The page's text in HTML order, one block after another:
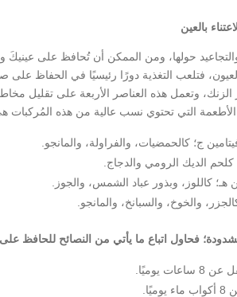
بالعين
حولها، ومن الممكن أن تُحافظ على عينيكَ
فتلعب التغذية دورًا رئيسيًا في الحفاظ على
الزنك، وتعمل هذه العناصر الأربعة على تقليل
ج؛ كالحمضيات، والفراولة، والمانجو.
كلحم الديك الرومي والدجاج.
هـ؛ كاللوز، وبذور عباد الشمس، والجوز.
والخوخ، والسبانخ، والمانجو.
فحاول اتباع ما يأتي من النصائح للحافظ على
يوميًا.